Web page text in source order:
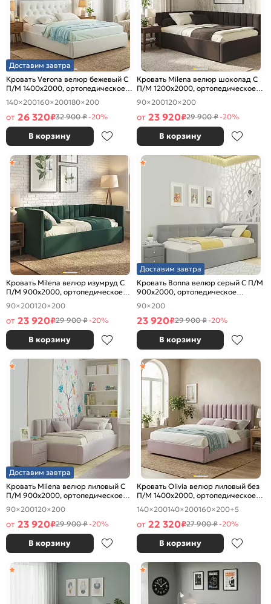
Доставим завтра
Кровать Verona велюр бежевый С
П/М 1400x2000, ортопедическое
основание, изголовье мягкое
140×200160×200180×200
от 26 320₽32 900 ₽-20%
В корзину
Кровать Milena велюр шоколад С
П/М 1200x2000, ортопедическое
основание, изголовье мягкое
90×200120×200
от 23 920₽29 900 ₽-20%
В корзину
Кровать Milena велюр изумруд С
П/М 900x2000, ортопедическое
основание, изголовье мягкое
90×200120×200
от 23 920₽29 900 ₽-20%
В корзину
Доставим завтра
Кровать Bonna велюр серый С П/М
900x2000, ортопедическое
основание, изголовье мягкое
90×200
23 920₽29 900 ₽-20%
В корзину
Доставим завтра
Кровать Milena велюр лиловый С
П/М 900x2000, ортопедическое
основание, изголовье мягкое
90×200120×200
от 23 920₽29 900 ₽-20%
В корзину
Кровать Olivia велюр лиловый без
П/М 1400x2000, ортопедическое
основание, изголовье мягкое
140×200140×200160×200+5
от 22 320₽27 900 ₽-20%
В корзину